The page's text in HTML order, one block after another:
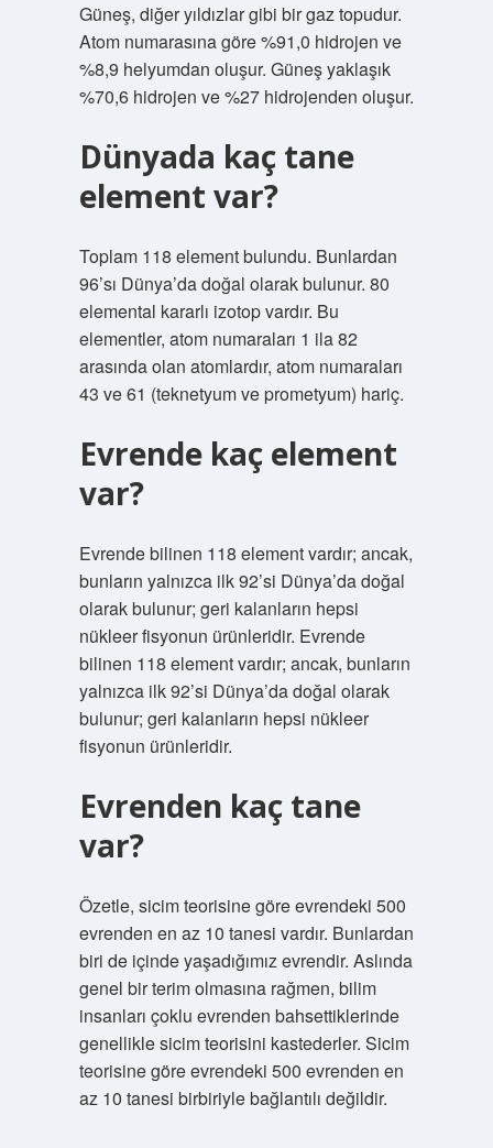
Güneş, diğer yıldızlar gibi bir gaz topudur.
Atom numarasına göre %91,0 hidrojen ve
%8,9 helyumdan oluşur. Güneş yaklaşık
%70,6 hidrojen ve %27 hidrojenden oluşur.
Dünyada kaç tane
element var?
Toplam 118 element bulundu. Bunlardan
96’sı Dünya’da doğal olarak bulunur. 80
elemental kararlı izotop vardır. Bu
elementler, atom numaraları 1 ila 82
arasında olan atomlardır, atom numaraları
43 ve 61 (teknetyum ve prometyum) hariç.
Evrende kaç element
var?
Evrende bilinen 118 element vardır; ancak,
bunların yalnızca ilk 92’si Dünya’da doğal
olarak bulunur; geri kalanların hepsi
nükleer fisyonun ürünleridir. Evrende
bilinen 118 element vardır; ancak, bunların
yalnızca ilk 92’si Dünya’da doğal olarak
bulunur; geri kalanların hepsi nükleer
fisyonun ürünleridir.
Evrenden kaç tane
var?
Özetle, sicim teorisine göre evrendeki 500
evrenden en az 10 tanesi vardır. Bunlardan
biri de içinde yaşadığımız evrendir. Aslında
genel bir terim olmasına rağmen, bilim
insanları çoklu evrenden bahsettiklerinde
genellikle sicim teorisini kastederler. Sicim
teorisine göre evrendeki 500 evrenden en
az 10 tanesi birbiriyle bağlantılı değildir.